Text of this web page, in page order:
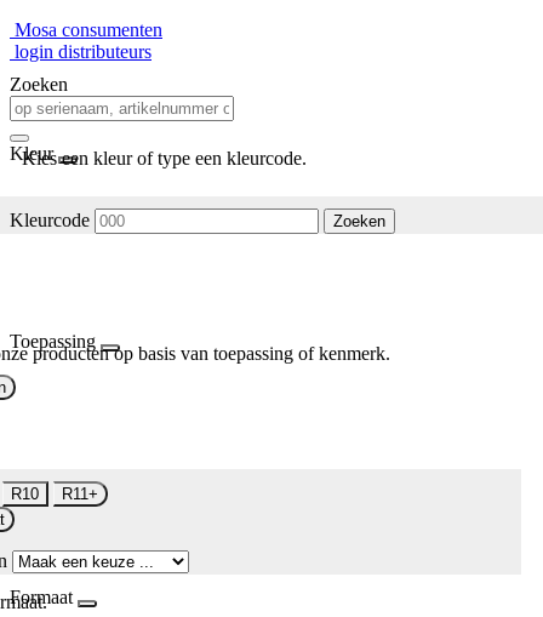
Mosa consumenten
login distributeurs
Zoeken
Kleur
Kies een kleur of type een kleurcode.
Kleurcode Zoeken
Toepassing
producten op basis van toepassing of kenmerk.
R10
R11+
Formaat